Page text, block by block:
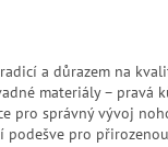
a důrazem na
materiály – pravá
pro správný vývoj
podešve pro